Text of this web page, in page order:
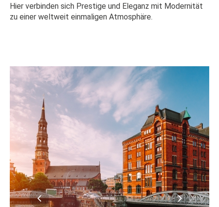
Hier verbinden sich Prestige und Eleganz mit Modernität
zu einer weltweit einmaligen Atmosphäre.